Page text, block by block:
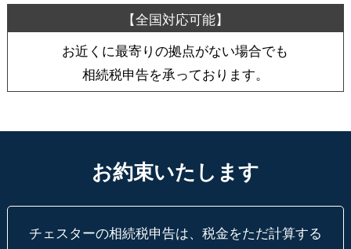
お近くに最寄りの拠点がない場合でも
相続税申告を承っております。
お約束いたします
チェスターの相続税申告は、税金をただ計算する